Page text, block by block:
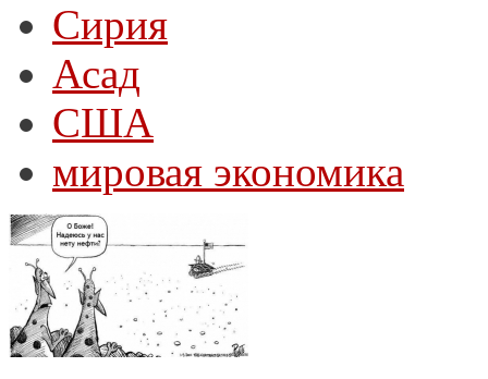
Сирия
Асад
США
мировая экономика